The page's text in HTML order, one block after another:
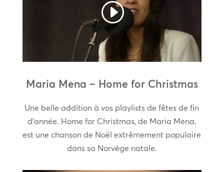
Maria Mena – Home for Christmas
Une belle addition à vos playlists de fêtes de fin
d’année. Home for Christmas, de Maria Mena,
est une chanson de Noël extrêmement populaire
dans sa Norvège natale.